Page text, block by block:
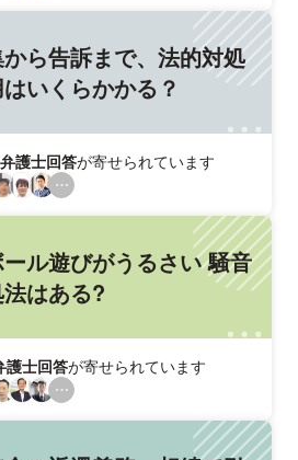
ら告訴まで、法的対処
いくらかかる？
護士回答が寄せられています
ル遊びがうるさい 騒音
はある?
護士回答が寄せられています